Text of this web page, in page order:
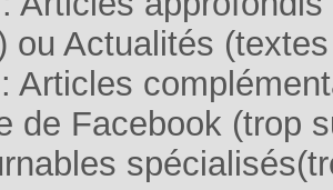
ou Actualités
Articles
de Facebook (trop